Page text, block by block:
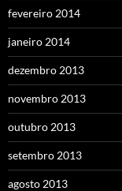
fevereiro 2014
janeiro 2014
dezembro 2013
novembro 2013
outubro 2013
setembro 2013
agosto 2013